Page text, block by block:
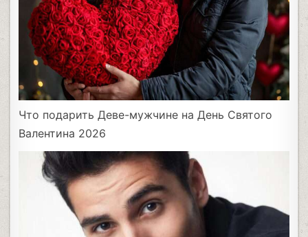
Что подарить Деве-мужчине на День Святого
Валентина 2026